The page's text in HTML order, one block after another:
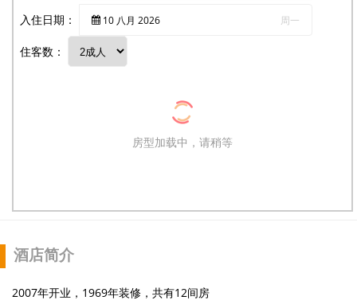
入住日期： 10 八月 2026 周一
住客数：
房型加载中，请稍等
酒店简介
2007年开业，1969年装修，共有12间房